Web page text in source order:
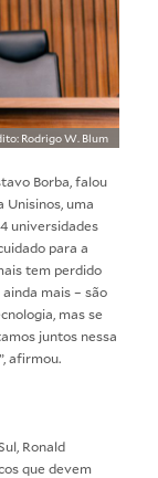
Rodrigo W. Blum
Borba, falou
Unisinos, uma
universidades
para a
tem perdido
mais – são
mas se
juntos nessa
afirmou.
Ronald
que devem